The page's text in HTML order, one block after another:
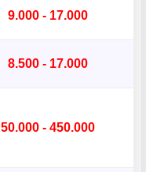
9.000 - 17.000
8.500 - 17.000
50.000 - 450.000